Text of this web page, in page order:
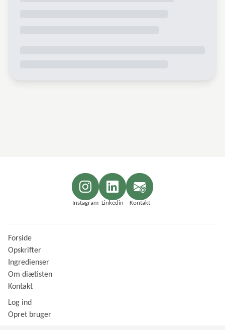
Instagram Linkedin Kontakt
Forside
Opskrifter
Ingredienser
Om diætisten
Kontakt
Log ind
Opret bruger